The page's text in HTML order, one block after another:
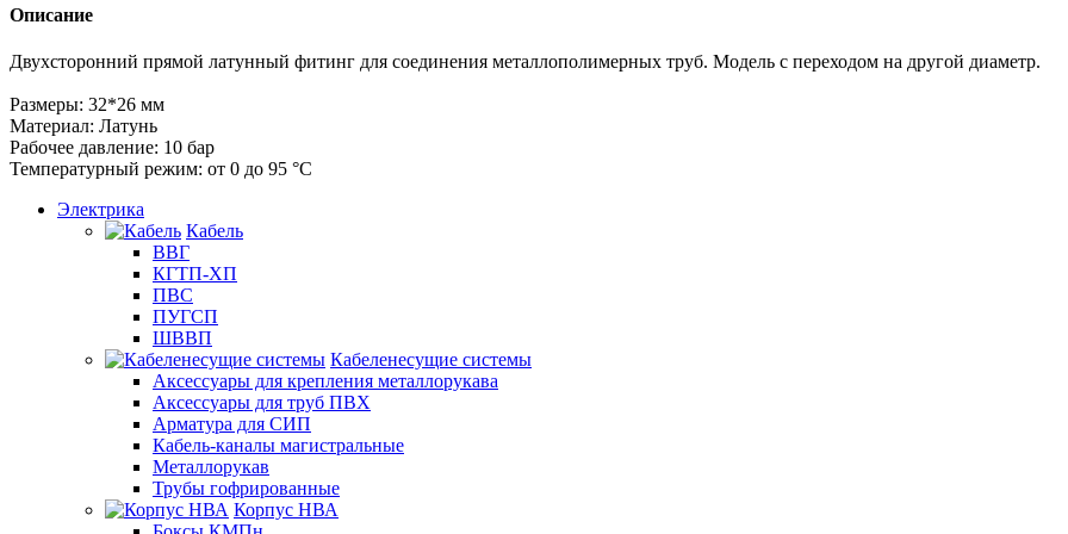
Описание
Двухсторонний прямой латунный фитинг для соединения металлополимерных труб. Модель с переходом на другой диаметр.
Размеры: 32*26 мм
Материал: Латунь
Рабочее давление: 10 бар
Температурный режим: от 0 до 95 °С
Электрика
Кабель
ВВГ
КГТП-ХП
ПВС
ПУГСП
ШВВП
Кабеленесущие системы
Аксессуары для крепления металлорукава
Аксессуары для труб ПВХ
Арматура для СИП
Кабель-каналы магистральные
Металлорукав
Трубы гофрированные
Корпус НВА